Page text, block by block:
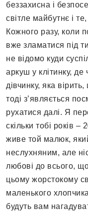
беззахисна і
світле майбутнє і
Кожного разу, коли
вже зламатися під
не відомо куди
аркуш у клітинку, де
дівчинку, яка
тоді з’являється
рухатися далі. Я
скільки тобі років
живе той малюк,
неслухняним, але
любові до всього,
цьому жорстокому
маленького
будуть вам